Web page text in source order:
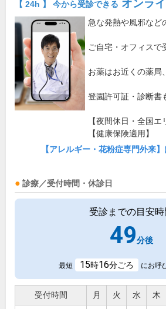
【 24h 】 今から受診できる オンラ
急な発熱や風邪など
ご自宅・オフィスで
お薬はお近くの薬局
登園許可証・診断書
【夜間休日・全国エ
【健康保険適用】
【アレルギー・花粉症専門外来
診療／受付時間・休診日
受診までの目安時
49分後
最短 15時16分ごろ にお呼
受付時間 月 火 水 木